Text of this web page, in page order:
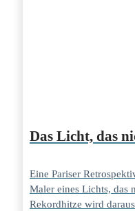
Das Licht, das
Eine Pariser
Maler eines Lichts, das
Rekordhitze wird